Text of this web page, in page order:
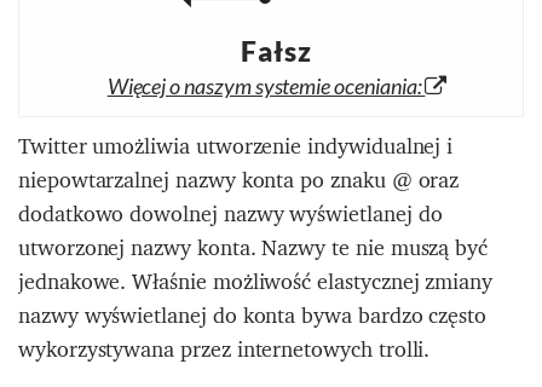
Fałsz
Więcej o naszym systemie oceniania:
Twitter umożliwia utworzenie indywidualnej i
niepowtarzalnej nazwy konta po znaku @ oraz
dodatkowo dowolnej nazwy wyświetlanej do
utworzonej nazwy konta. Nazwy te nie muszą być
jednakowe. Właśnie możliwość elastycznej zmiany
nazwy wyświetlanej do konta bywa bardzo często
wykorzystywana przez internetowych trolli.